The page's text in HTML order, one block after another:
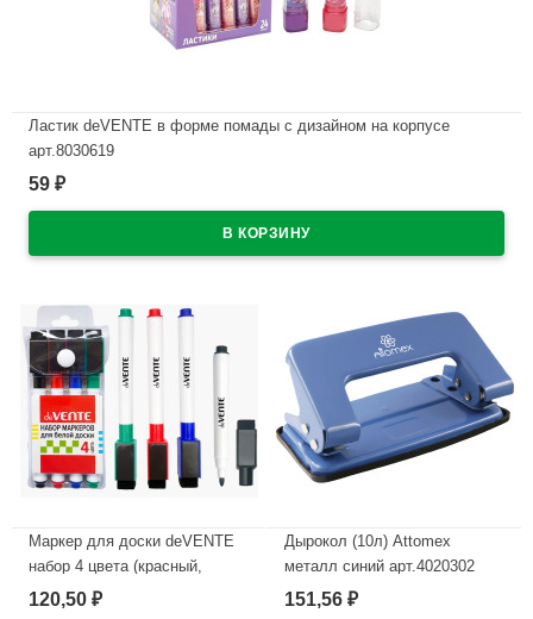
Ластик deVENTE в форме помады с дизайном на корпусе
арт.8030619
В наличии
59 ₽
Маркер для доски deVENTE
набор 4 цвета (красный,
синий, черный, зеленый) 2мм
120,50 ₽
Дырокол (10л) Attomex
металл синий арт.4020302
В наличии
151,56 ₽